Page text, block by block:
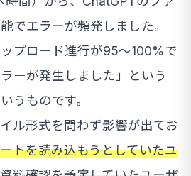
でエラーが頻発しました。
プロード進行が95〜100%で
ーが発生しました」という
うものです。
ル形式を問わず影響が出てお
トを読み込もうとしていたユ